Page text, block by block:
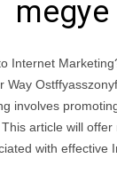
megye
Internet
Way
involves
article will offer
with effective